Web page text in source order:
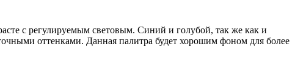
с регулируемым световым. Синий и голубой, так же как и
оттенками. Данная палитра будет хорошим фоном для более